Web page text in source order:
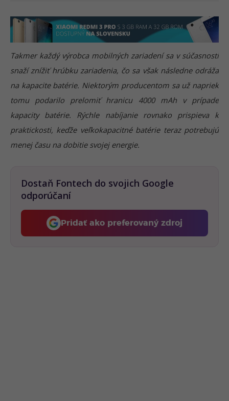
Takmer každý výrobca mobilných zariadení sa v súčasnosti
snaží znížiť hrúbku zariadenia, čo sa však následne odráža
na kapacite batérie. Niektorým producentom sa už napriek
tomu podarilo prelomiť hranicu 4000 mAh v prípade
kapacity batérie. Rýchle nabíjanie rovnako prispieva k
praktickosti, keďže veľkokapacitné batérie teraz potrebujú
menej času na dobitie svojej energie.
Dostaň Fontech do svojich Google
odporúčaní
Pridať ako preferovaný zdroj
Fontech, odkaz sa otvorí v